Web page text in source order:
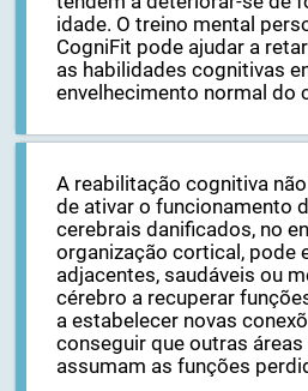
Os tecidos cerebrais e o
tendem a deteriorar-se de
idade. O treino mental
CogniFit pode ajudar a
as habilidades cognitivas
A reabilitação cognitiva não
de ativar o funcionamento
cerebrais danificados, no
organização cortical, pode
adjacentes, saudáveis ​​ou
cérebro a recuperar
a estabelecer novas
conseguir que outras áreas